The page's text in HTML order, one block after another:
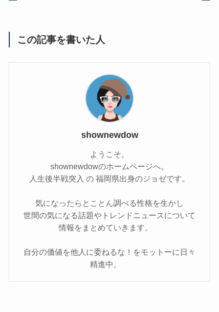
この記事を書いた人
shownewdow
ようこそ。
shownewdowのホームページへ。
人生後半戦突入 の 福岡県出身のジョゼです。
気になったらとことん調べる性格を生かし
世間の気になる話題やトレンドニュースについて
情報をまとめていきます。
自分の価値を他人に委ねるな！をモットーに日々
精進中。